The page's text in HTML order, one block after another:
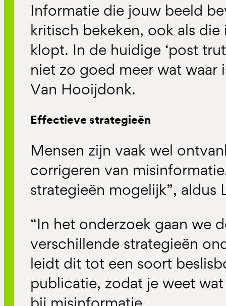
Informatie die jouw beeld
kritisch bekeken, ook als
klopt. In de huidige ‘post
niet zo goed meer wat waar
Van Hooijdonk.
Effectieve strategieën
Mensen zijn vaak wel
corrigeren van
strategieën mogelijk”, aldus
“In het onderzoek gaan we
verschillende strategieën
leidt dit tot een soort
publicatie, zodat je weet